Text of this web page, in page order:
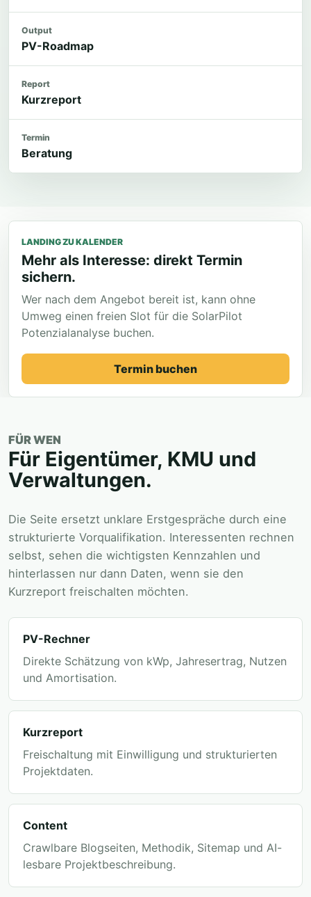
Output
PV-Roadmap
Report
Kurzreport
Termin
Beratung
LANDING ZU KALENDER
Mehr als Interesse: direkt Termin
sichern.
Wer nach dem Angebot bereit ist, kann ohne
Umweg einen freien Slot für die SolarPilot
Potenzialanalyse buchen.
Termin buchen
FÜR WEN
Für Eigentümer, KMU und
Verwaltungen.
Die Seite ersetzt unklare Erstgespräche durch eine
strukturierte Vorqualifikation. Interessenten rechnen
selbst, sehen die wichtigsten Kennzahlen und
hinterlassen nur dann Daten, wenn sie den
Kurzreport freischalten möchten.
PV-Rechner
Direkte Schätzung von kWp, Jahresertrag, Nutzen
und Amortisation.
Kurzreport
Freischaltung mit Einwilligung und strukturierten
Projektdaten.
Content
Crawlbare Blogseiten, Methodik, Sitemap und AI-
lesbare Projektbeschreibung.